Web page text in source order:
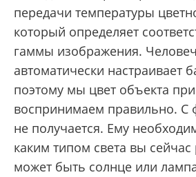
передачи температуры
который определяет
гаммы изображения.
автоматически настраивает
поэтому мы цвет объекта
воспринимаем правильно. С
не получается. Ему
каким типом света вы сейчас
может быть солнце или